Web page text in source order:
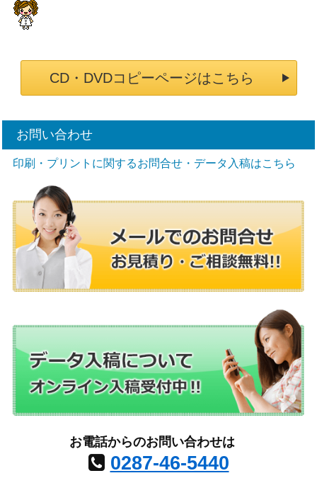
CD・DVDコピーページはこちら
お問い合わせ
印刷・プリントに関するお問合せ・データ入稿はこちら
お電話からのお問い合わせは
0287-46-5440